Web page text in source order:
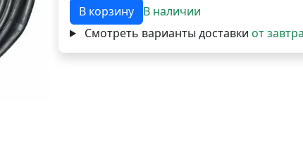
В корзину
В наличии
Смотреть варианты доставки от